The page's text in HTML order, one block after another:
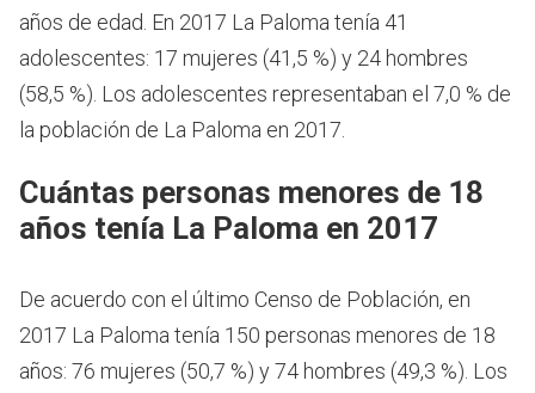
años de edad. En 2017 La Paloma tenía 41
adolescentes: 17 mujeres (41,5 %) y 24 hombres
(58,5 %). Los adolescentes representaban el 7,0 % de
la población de La Paloma en 2017.
Cuántas personas menores de 18
años tenía La Paloma en 2017
De acuerdo con el último Censo de Población, en
2017 La Paloma tenía 150 personas menores de 18
años: 76 mujeres (50,7 %) y 74 hombres (49,3 %). Los